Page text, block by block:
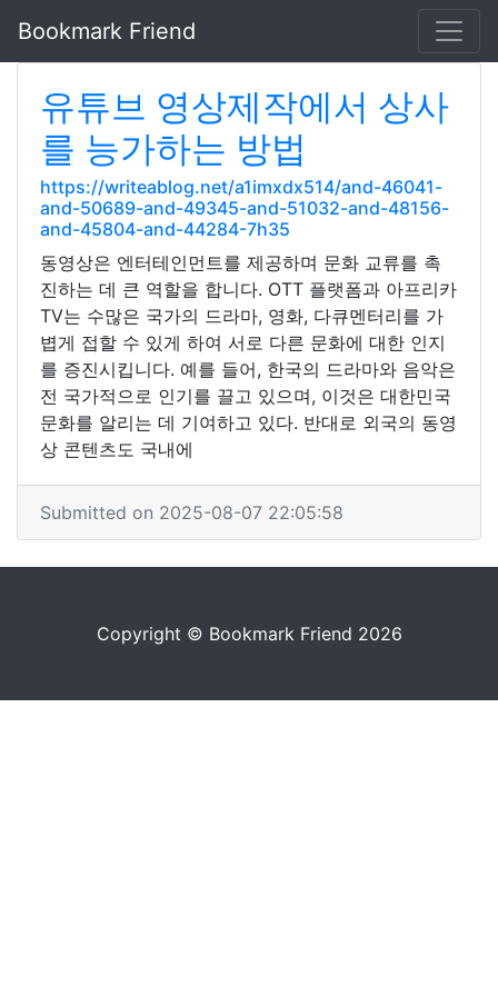
Bookmark Friend
유튜브 영상제작에서 상사
를 능가하는 방법
https://writeablog.net/a1imxdx514/and-46041-
and-50689-and-49345-and-51032-and-48156-
and-45804-and-44284-7h35
동영상은 엔터테인먼트를 제공하며 문화 교류를 촉
진하는 데 큰 역할을 합니다. OTT 플랫폼과 아프리카
TV는 수많은 국가의 드라마, 영화, 다큐멘터리를 가
볍게 접할 수 있게 하여 서로 다른 문화에 대한 인지
를 증진시킵니다. 예를 들어, 한국의 드라마와 음악은
전 국가적으로 인기를 끌고 있으며, 이것은 대한민국
문화를 알리는 데 기여하고 있다. 반대로 외국의 동영
상 콘텐츠도 국내에
Submitted on 2025-08-07 22:05:58
Copyright © Bookmark Friend 2026